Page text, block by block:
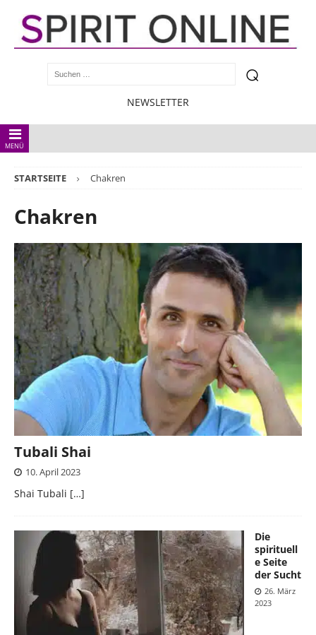
NEWSLETTER
MENÜ
STARTSEITE Chakren
Chakren
Tubali Shai
10. April 2023
Shai Tubali […]
Die
spirituell
e Seite
der Sucht
26. März
2023